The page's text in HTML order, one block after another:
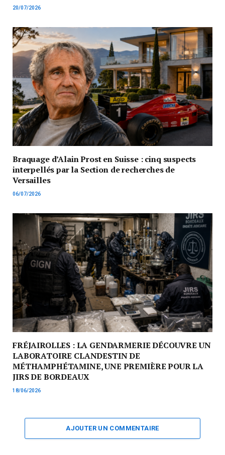
20/07/2026
Braquage d’Alain Prost en Suisse : cinq suspects
interpellés par la Section de recherches de
Versailles
06/07/2026
FRÉJAIROLLES : LA GENDARMERIE DÉCOUVRE UN
LABORATOIRE CLANDESTIN DE
MÉTHAMPHÉTAMINE, UNE PREMIÈRE POUR LA
JIRS DE BORDEAUX
18/06/2026
AJOUTER UN COMMENTAIRE